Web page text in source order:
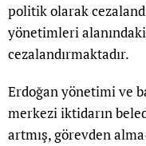
politik olarak
yönetimleri
cezalandırmaktadır.
Erdoğan yönetimi ve
merkezi iktidarın
artmış, görevden